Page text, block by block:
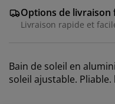
Options de livraison
Livraison rapide et
Bain de soleil en
soleil ajustable. Pliable.